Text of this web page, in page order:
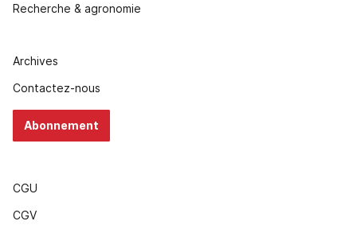
Recherche & agronomie
Archives
Contactez-nous
Abonnement
CGU
CGV